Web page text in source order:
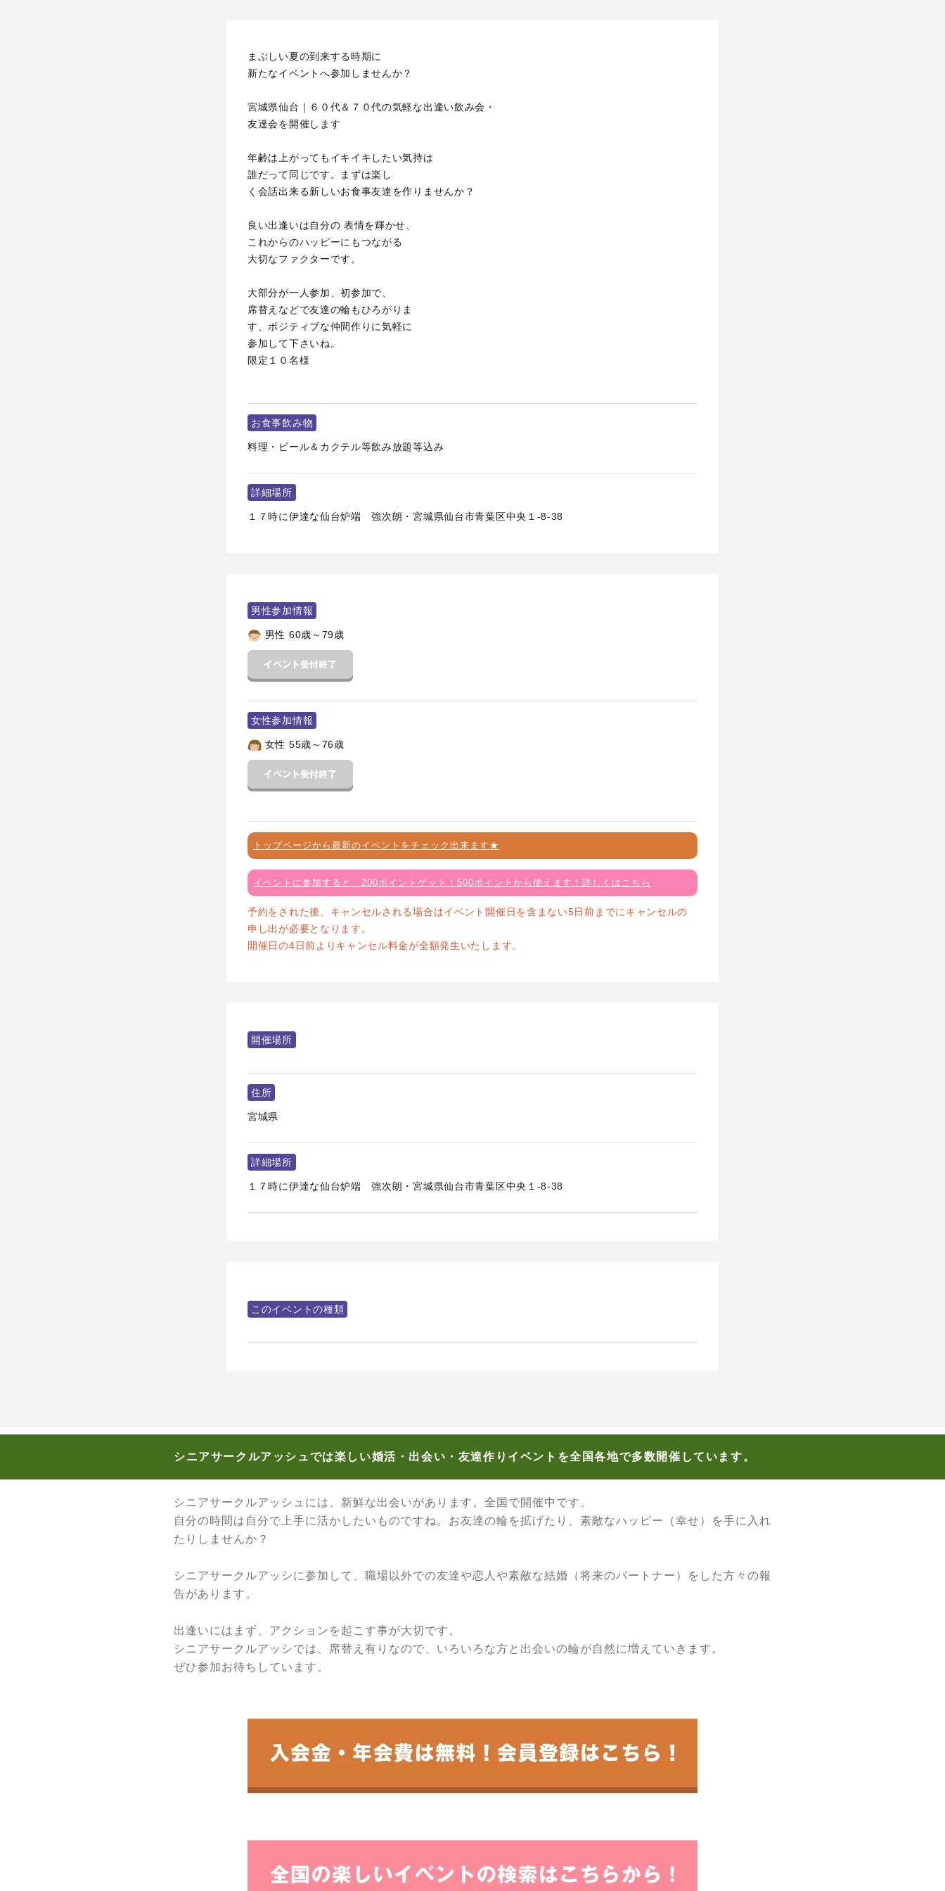
まぶしい夏の到来する時期に
新たなイベントへ参加しませんか？
宮城県仙台｜６０代＆７０代の気軽な出逢い飲み会・
友達会を開催します
年齢は上がってもイキイキしたい気持は
誰だって同じです。まずは楽し
く会話出来る新しいお食事友達を作りませんか？
良い出逢いは自分の 表情を輝かせ、
これからのハッピーにもつながる
大切なファクターです。
大部分が一人参加、初参加で、
席替えなどで友達の輪もひろがりま
す、ポジティブな仲間作りに気軽に
参加して下さいね。
限定１０名様
お食事飲み物
料理・ビール＆カクテル等飲み放題等込み
詳細場所
１７時に伊達な仙台炉端 強次朗・宮城県仙台市青葉区中央１-8-38
男性参加情報
男性 60歳～79歳
女性参加情報
女性 55歳～76歳
トップページから最新のイベントをチェック出来ます★
イベントに参加すると、200ポイントゲット！500ポイントから使えます！詳しくはこちら
予約をされた後、キャンセルされる場合はイベント開催日を含まない5日前までにキャンセルの
申し出が必要となります。
開催日の4日前よりキャンセル料金が全額発生いたします。
開催場所
住所
宮城県
詳細場所
１７時に伊達な仙台炉端 強次朗・宮城県仙台市青葉区中央１-8-38
このイベントの種類
シニアサークルアッシュでは楽しい婚活・出会い・友達作りイベントを全国各地で多数開催しています。
シニアサークルアッシュには、新鮮な出会いがあります。全国で開催中です。
自分の時間は自分で上手に活かしたいものですね。お友達の輪を拡げたり、素敵なハッピー（幸せ）を手に入れ
たりしませんか？
シニアサークルアッシに参加して、職場以外での友達や恋人や素敵な結婚（将来のパートナー）をした方々の報
告があります。
出逢いにはまず、アクションを起こす事が大切です。
シニアサークルアッシでは、席替え有りなので、いろいろな方と出会いの輪が自然に増えていきます。
ぜひ参加お待ちしています。